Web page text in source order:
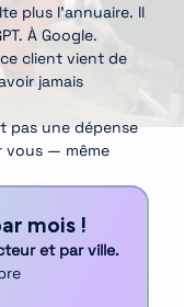
plus l’annuaire. Il
À Google.
client vient de
jamais
pas une dépense
vous — même
mois !
et par ville.